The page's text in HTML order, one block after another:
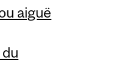
aiguë